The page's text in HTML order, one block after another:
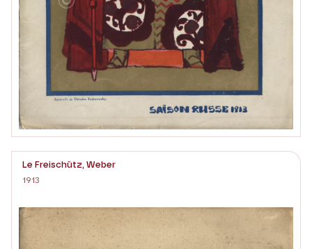
Le Freischütz, Weber
1913